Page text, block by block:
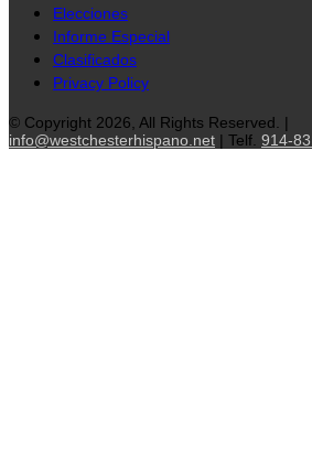
Elecciones
Informe Especial
Clasificados
Privacy Policy
© Copyright 2026, All Rights Reserved. |
info@westchesterhispano.net | Telf. 914-